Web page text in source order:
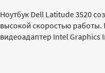
Ноутбук Dell Latitude 3520
высокой скоростью работы.
видеоадаптер Intel Graphics